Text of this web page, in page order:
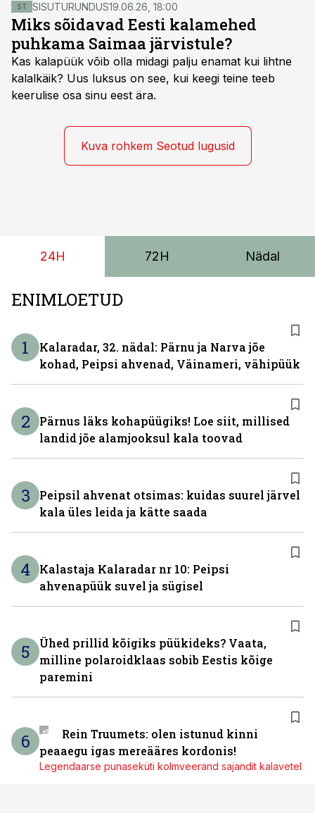
ST SISUTURUNDUS19.06.26, 18:00
Miks sõidavad Eesti kalamehed
puhkama Saimaa järvistule?
Kas kalapüük võib olla midagi palju enamat kui lihtne
kalalkäik? Uus luksus on see, kui keegi teine teeb
keerulise osa sinu eest ära.
Kuva rohkem Seotud lugusid
24H 72H Nädal
ENIMLOETUD
1
Kalaradar, 32. nädal: Pärnu ja Narva jõe
kohad, Peipsi ahvenad, Väinameri, vähipüük
2
Pärnus läks kohapüügiks! Loe siit, millised
landid jõe alamjooksul kala toovad
3
Peipsil ahvenat otsimas: kuidas suurel järvel
kala üles leida ja kätte saada
4
Kalastaja Kalaradar nr 10: Peipsi
ahvenapüük suvel ja sügisel
5
Ühed prillid kõigiks püükideks? Vaata,
milline polaroidklaas sobib Eestis kõige
paremini
6
Rein Truumets: olen istunud kinni
peaaegu igas mereääres kordonis!
Legendaarse punaseküti kolmveerand sajandit kalavetel